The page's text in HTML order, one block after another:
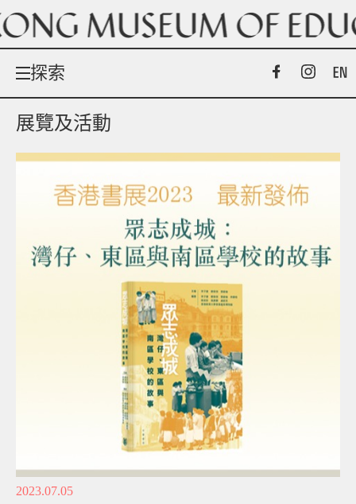
探索
網上展覽
館藏
關於我們
支持我們
媒體報道
刊物
展覽及活動
2023.07.05